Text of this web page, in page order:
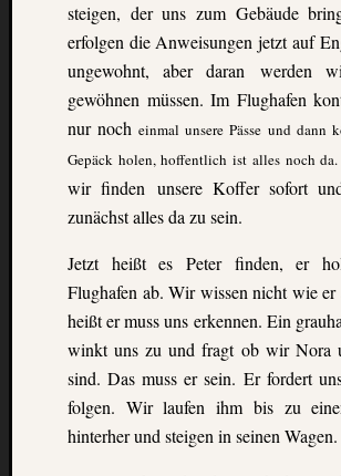
steigen, der uns zum Gebäude
erfolgen die Anweisungen jetzt auf
ungewohnt, aber daran werden
gewöhnen müssen. Im Flughafen
nur nocheinmal unsere Pässe und dann
Gepäck holen, hoffentlich ist alles noch
wir finden unsere Koffer sofort
zunächst alles da zu sein.
Jetzt heißt es Peter finden, er
Flughafen ab. Wir wissen nicht wie er
heißter muss uns erkennen. Ein
winkt uns zu und fragt ob wir Nora
sind. Das muss er sein. Er fordert
folgen. Wir laufen ihm bis zu
hinterher und steigen in seinen Wagen.